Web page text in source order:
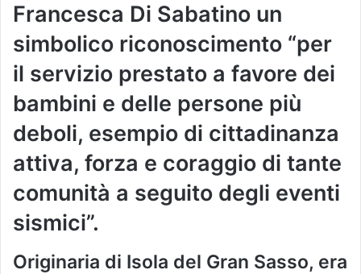
Francesca Di Sabatino un
simbolico riconoscimento “per
il servizio prestato a favore dei
bambini e delle persone più
deboli, esempio di cittadinanza
attiva, forza e coraggio di tante
comunità a seguito degli eventi
sismici”.
Originaria di Isola del Gran Sasso, era